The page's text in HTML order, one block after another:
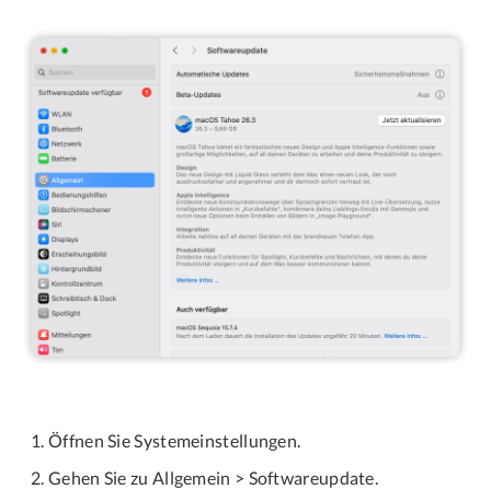
Öffnen Sie Systemeinstellungen.
Gehen Sie zu Allgemein > Softwareupdate.